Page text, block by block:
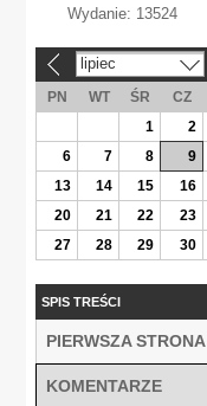
Wydanie: 13524
lipiec
PN WT ŚR CZ
1
2
6
7 8 9
13
14 15 16
20
21 22 23
27
28 29 30
SPIS TREŚCI
PIERWSZA STRONA
KOMENTARZE